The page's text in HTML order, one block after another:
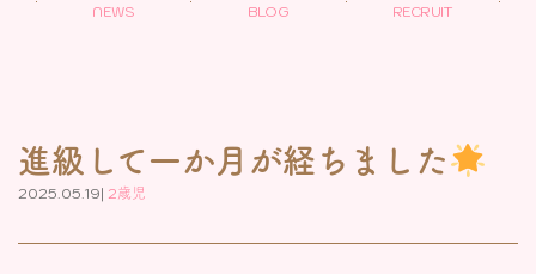
NEWS
BLOG
RECRUIT
進級して一か月が経ちました
2025.05.19| 2歳児